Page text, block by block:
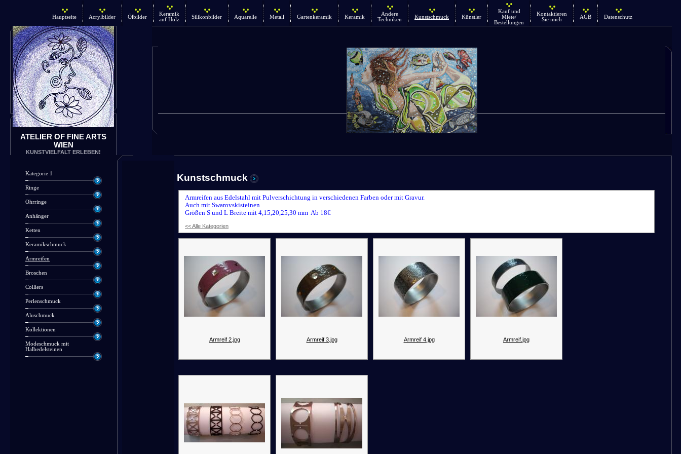
Hauptseite Acrylbilder Ölbilder
Keramik
auf Holz
Silikonbilder Aquarelle Metall Gartenkeramik Keramik
Andere
Techniken
Kunstschmuck Künstler
Kauf und
Miete/
Bestellungen
Kontaktieren
Sie mich
AGB Datenschutz
ATELIER OF FINE ARTS
WIEN
KUNSTVIELFALT ERLEBEN!
Kategorie 1
Ringe
Ohrringe
Anhänger
Ketten
Keramikschmuck
Armreifen
Broschen
Colliers
Perlenschmuck
Aluschmuck
Kollektionen
Modeschmuck mit
Halbedelsteinen
Kunstschmuck
Armreifen aus Edelstahl mit Pulverschichtung in verschiedenen Farben oder mit Gravur.
Auch mit Swarovskisteinen
Größen S und L Breite mit 4,15,20,25,30 mm Ab 18€
<< Alle Kategorien
Armreif 2.jpg Armreif 3.jpg Armreif 4.jpg Armreif.jpg